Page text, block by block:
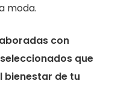
moda.
con
que
bienestar de tu